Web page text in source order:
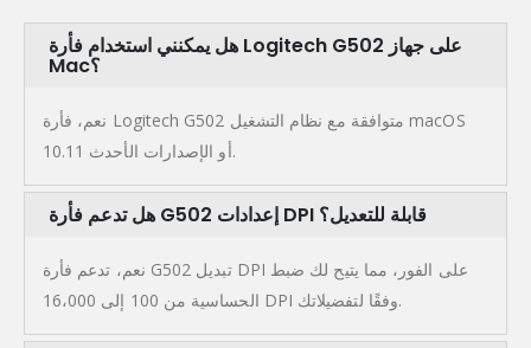
هل يمكنني استخدام فأرة Logitech G502 على جهاز
Mac؟
نعم، فأرة Logitech G502 متوافقة مع نظام التشغيل macOS
10.11 أو الإصدارات الأحدث.
هل تدعم فأرة G502 إعدادات DPI قابلة للتعديل؟
نعم، تدعم فأرة G502 تبديل DPI على الفور، مما يتيح لك ضبط
الحساسية من 100 إلى 16،000 DPI وفقًا لتفضيلاتك.